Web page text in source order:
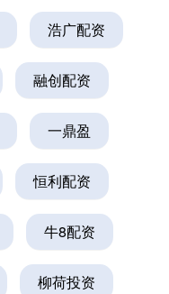
浩广配资
融创配资
一鼎盈
恒利配资
牛8配资
柳荷投资